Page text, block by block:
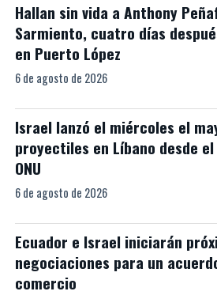
Hallan sin vida a Anthony
Sarmiento, cuatro días
en Puerto López
6 de agosto de 2026
Israel lanzó el miércoles el
proyectiles en Líbano desde
ONU
6 de agosto de 2026
Ecuador e Israel iniciarán
negociaciones para un
comercio